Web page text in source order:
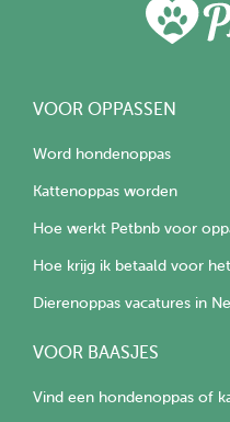
VOOR OPPASSEN
Word hondenoppas
Kattenoppas worden
Hoe werkt Petbnb voor
Hoe krijg ik betaald voor
Dierenoppas vacatures in
VOOR BAASJES
Vind een hondenoppas of